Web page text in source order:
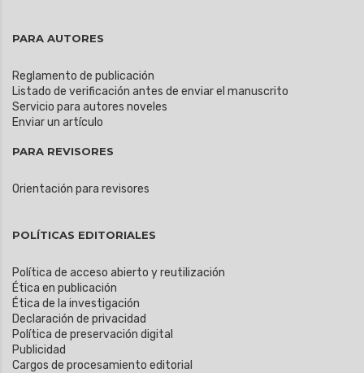
PARA AUTORES
Reglamento de publicación
Listado de verificación antes de enviar el manuscrito
Servicio para autores noveles
Enviar un artículo
PARA REVISORES
Orientación para revisores
POLÍTICAS EDITORIALES
Política de acceso abierto y reutilización
Ética en publicación
Ética de la investigación
Declaración de privacidad
Política de preservación digital
Publicidad
Cargos de procesamiento editorial